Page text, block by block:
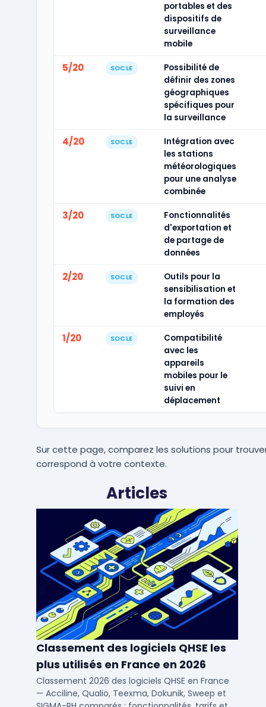
portables et des
dispositifs de
surveillance
mobile
5/20 SOCLE
Possibilité de
définir des zones
géographiques
spécifiques pour
la surveillance
4/20 SOCLE
Intégration avec
les stations
météorologiques
pour une analyse
combinée
3/20 SOCLE
Fonctionnalités
d'exportation et
de partage de
données
2/20 SOCLE
Outils pour la
sensibilisation et
la formation des
employés
1/20 SOCLE
Compatibilité
avec les
appareils
mobiles pour le
suivi en
déplacement
Sur cette page, comparez les solutions pour
correspond à votre contexte.
Articles
Classement des logiciels QHSE les
plus utilisés en France en 2026
Classement 2026 des logiciels QHSE en France
— Acciline, Qualio, Teexma, Dokunik, Sweep et